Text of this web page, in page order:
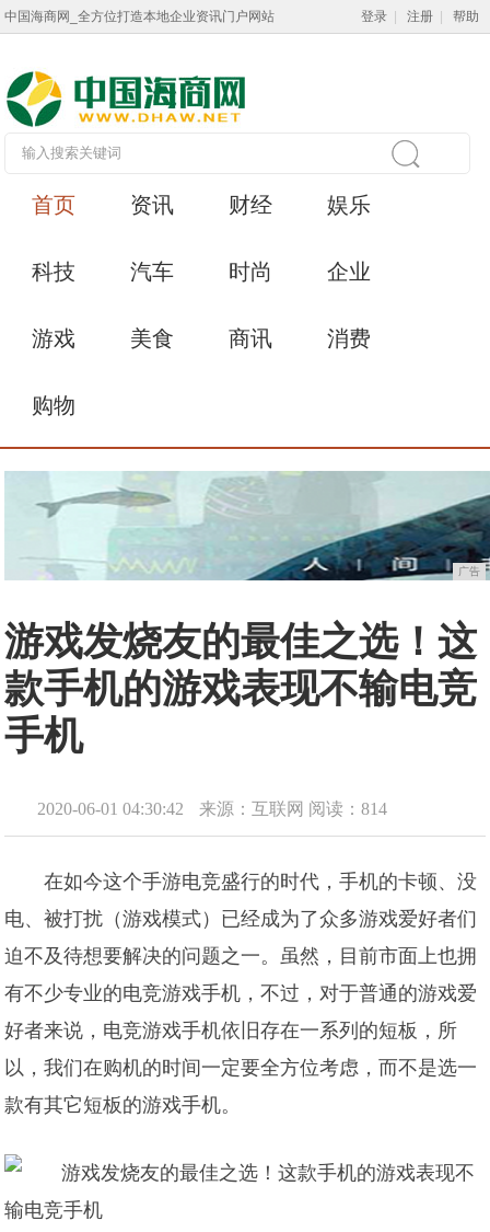
中国海商网_全方位打造本地企业资讯门户网站 登录 注册 帮助
首页 资讯 财经 娱乐
科技 汽车 时尚 企业
游戏 美食 商讯 消费
购物
广告
游戏发烧友的最佳之选！这
款手机的游戏表现不输电竞
手机
2020-06-01 04:30:42 来源：互联网 阅读：814
在如今这个手游电竞盛行的时代，手机的卡顿、没
电、被打扰（游戏模式）已经成为了众多游戏爱好者们
迫不及待想要解决的问题之一。虽然，目前市面上也拥
有不少专业的电竞游戏手机，不过，对于普通的游戏爱
好者来说，电竞游戏手机依旧存在一系列的短板，所
以，我们在购机的时间一定要全方位考虑，而不是选一
款有其它短板的游戏手机。